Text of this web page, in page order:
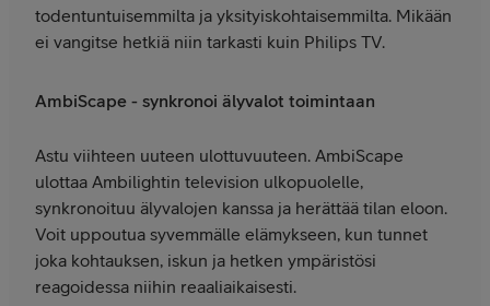
todentuntuisemmilta ja yksityiskohtaisemmilta. Mikään
ei vangitse hetkiä niin tarkasti kuin Philips TV.
AmbiScape - synkronoi älyvalot toimintaan
Astu viihteen uuteen ulottuvuuteen. AmbiScape
ulottaa Ambilightin television ulkopuolelle,
synkronoituu älyvalojen kanssa ja herättää tilan eloon.
Voit uppoutua syvemmälle elämykseen, kun tunnet
joka kohtauksen, iskun ja hetken ympäristösi
reagoidessa niihin reaaliaikaisesti.